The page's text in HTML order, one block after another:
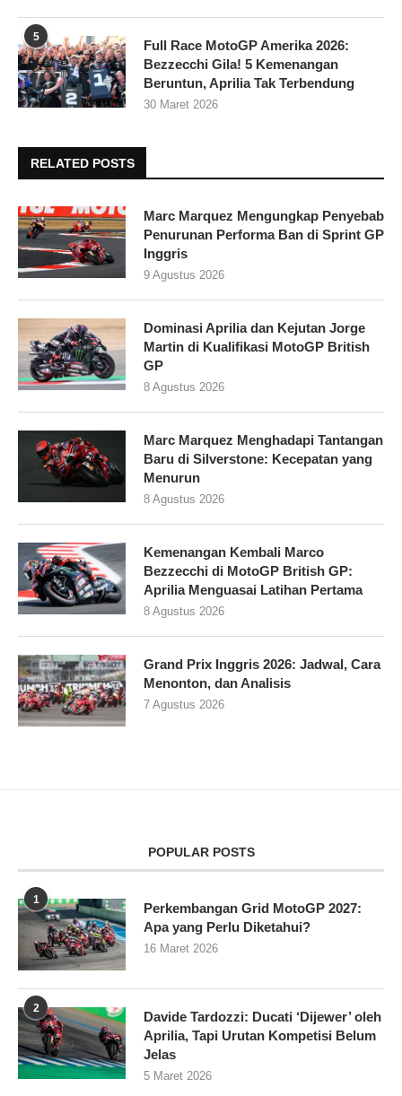
5
Full Race MotoGP Amerika 2026:
Bezzecchi Gila! 5 Kemenangan
Beruntun, Aprilia Tak Terbendung
30 Maret 2026
RELATED POSTS
Marc Marquez Mengungkap Penyebab
Penurunan Performa Ban di Sprint GP
Inggris
9 Agustus 2026
Dominasi Aprilia dan Kejutan Jorge
Martin di Kualifikasi MotoGP British
GP
8 Agustus 2026
Marc Marquez Menghadapi Tantangan
Baru di Silverstone: Kecepatan yang
Menurun
8 Agustus 2026
Kemenangan Kembali Marco
Bezzecchi di MotoGP British GP:
Aprilia Menguasai Latihan Pertama
8 Agustus 2026
Grand Prix Inggris 2026: Jadwal, Cara
Menonton, dan Analisis
7 Agustus 2026
POPULAR POSTS
1
Perkembangan Grid MotoGP 2027:
Apa yang Perlu Diketahui?
16 Maret 2026
2
Davide Tardozzi: Ducati ‘Dijewer’ oleh
Aprilia, Tapi Urutan Kompetisi Belum
Jelas
5 Maret 2026